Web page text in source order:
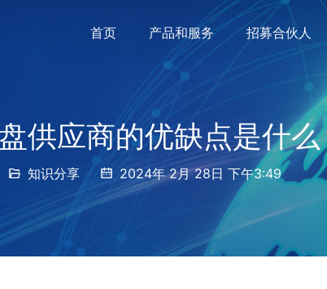
首页 产品和服务 招募合伙人
供应商的优缺点是什么
知识分享 2024年 2月 28日 下午3:49